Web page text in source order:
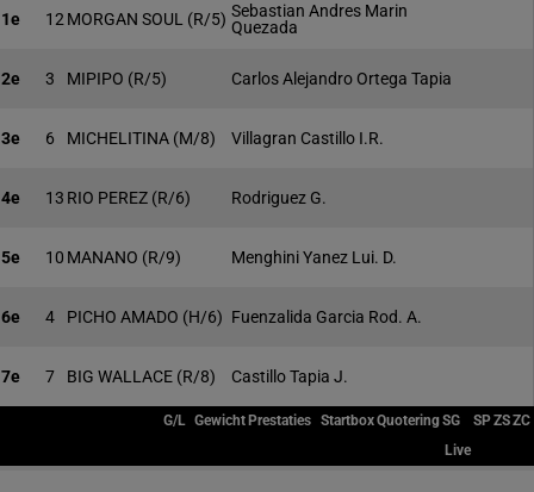
1e 12 MORGAN SOUL (R/5) Sebastian Andres Marin
Quezada
2e 3 MIPIPO (R/5) Carlos Alejandro Ortega Tapia
3e 6 MICHELITINA (M/8) Villagran Castillo I.R.
4e 13 RIO PEREZ (R/6) Rodriguez G.
5e 10 MANANO (R/9) Menghini Yanez Lui. D.
6e 4 PICHO AMADO (H/6) Fuenzalida Garcia Rod. A.
7e 7 BIG WALLACE (R/8) Castillo Tapia J.
G/L Gewicht Prestaties StartboxQuoteringSG SPZSZC
Live